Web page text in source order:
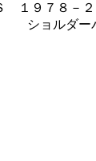
１９７８－２
ショルダー